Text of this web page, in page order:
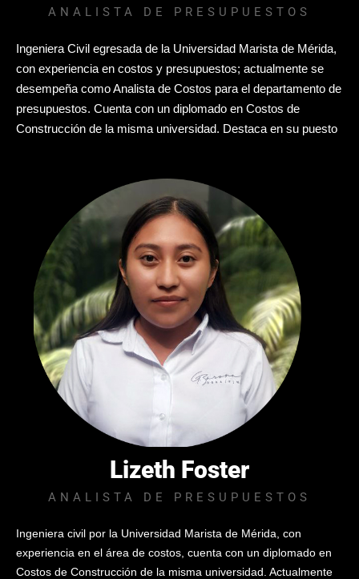
ANALISTA DE PRESUPUESTOS
Ingeniera Civil egresada de la Universidad Marista de Mérida,
con experiencia en costos y presupuestos; actualmente se
desempeña como Analista de Costos para el departamento de
presupuestos. Cuenta con un diplomado en Costos de
Construcción de la misma universidad. Destaca en su puesto
Lizeth Foster
ANALISTA DE PRESUPUESTOS
Ingeniera civil por la Universidad Marista de Mérida, con
experiencia en el área de costos, cuenta con un diplomado en
Costos de Construcción de la misma universidad. Actualmente